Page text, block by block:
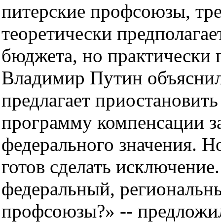
питерские профсоюзы,
теоретически
бюджета, но практически
Владимир Путин
предлагает
программу компенсации
федерального значения.
готов сделать
федеральный,
профсоюзы?» --